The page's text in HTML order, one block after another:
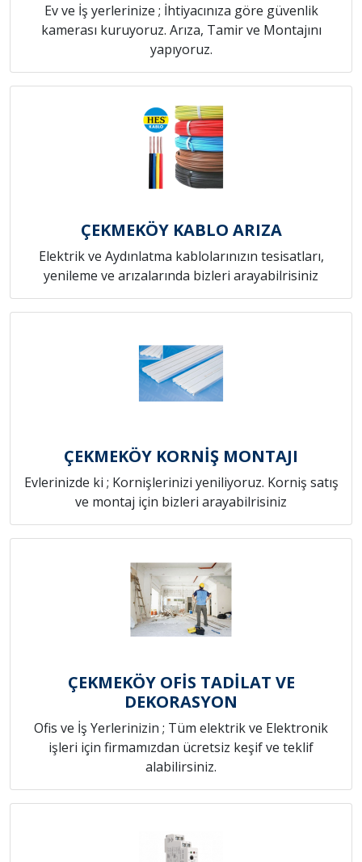
Ev ve İş yerlerinize ; İhtiyacınıza göre güvenlik
kamerası kuruyoruz. Arıza, Tamir ve Montajını
yapıyoruz.
ÇEKMEKÖY KABLO ARIZA
Elektrik ve Aydınlatma kablolarınızın tesisatları,
yenileme ve arızalarında bizleri arayabilrisiniz
ÇEKMEKÖY KORNİŞ MONTAJI
Evlerinizde ki ; Kornişlerinizi yeniliyoruz. Korniş satış
ve montaj için bizleri arayabilrisiniz
ÇEKMEKÖY OFİS TADİLAT VE
DEKORASYON
Ofis ve İş Yerlerinizin ; Tüm elektrik ve Elektronik
işleri için firmamızdan ücretsiz keşif ve teklif
alabilirsiniz.